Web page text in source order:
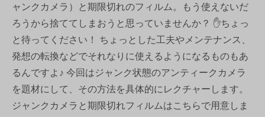
ャンクカメラ）と期限切れのフィルム。もう使えないだ
ろうから捨ててしまおうと思っていませんか？ ✋ちょっ
と待ってください！ ちょっとした工夫やメンテナンス、
発想の転換などでそれなりに使えるようになるものもあ
るんですよ♪ 今回はジャンク状態のアンティークカメラ
を題材にして、その方法を具体的にレクチャーします。
ジャンクカメラと期限切れフィルムはこちらで用意しま